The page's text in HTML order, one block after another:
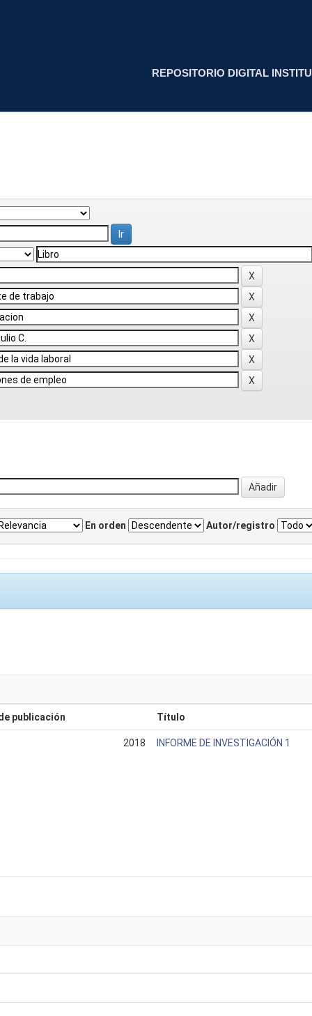
REPOSITORIO DIGITAL
En orden Autor/registro
publicación Título
2018 INFORME DE INVESTIGACIÓN 1